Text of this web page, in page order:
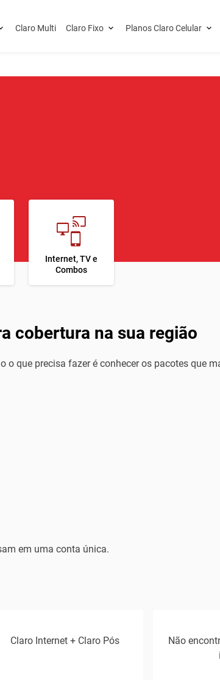
Claro Multi Claro Fixo Planos Claro Celular
Internet, TV e
Combos
cobertura na sua região
o que precisa fazer é conhecer os pacotes que
em uma conta única.
Claro Internet + Claro Pós
Não